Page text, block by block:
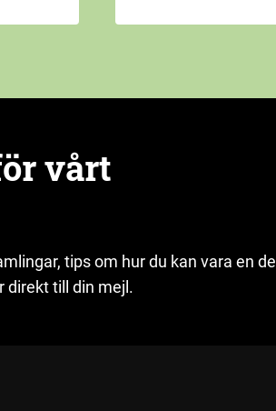
vårt
tips om hur du kan vara en del
direkt till din mejl.